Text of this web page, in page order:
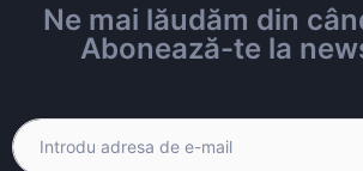
Ne mai lăudăm din
Abonează-te la